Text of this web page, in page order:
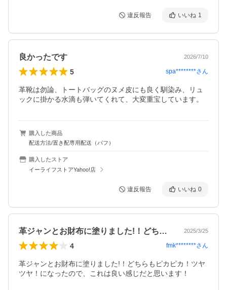
違反報告 いいね 1
良かったです 2026/7/10
5 spa********さん
革靴は勿論、トートバッグのヌメ皮にも良く馴染み、リュ
ックに掛かる水滴も弾いてくれて、大変重宝しています。
購入した商品
配送方法/置き配専用配送（パフ）
購入したストア
イーライフストアYahoo!店
違反報告 いいね 0
革ジャンとお財布に塗りました!！どちら… 2025/3/25
4 fmk********さん
革ジャンとお財布に塗りました!！どちらもピカピカ！ツヤ
ツヤ！になったので、これは良い感じだと思います！